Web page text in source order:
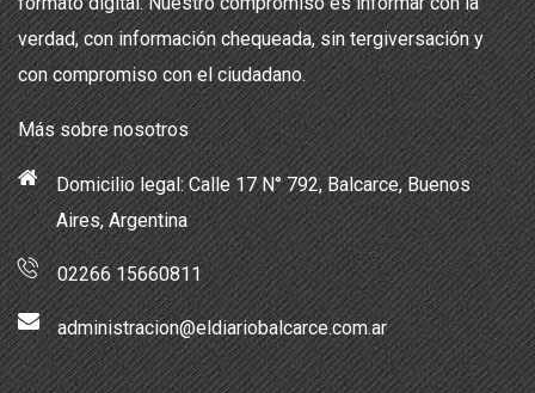
verdad, con información chequeada, sin tergiversación y
con compromiso con el ciudadano.
Más sobre nosotros
Domicilio legal: Calle 17 N° 792, Balcarce, Buenos
Aires, Argentina
02266 15660811
administracion@eldiariobalcarce.com.ar